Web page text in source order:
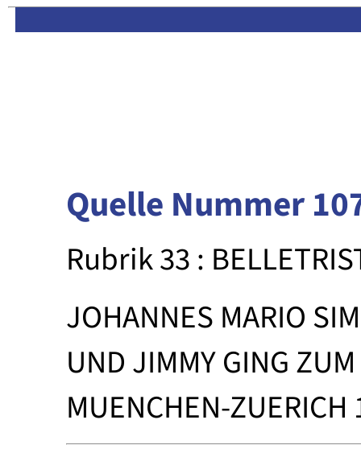
Quelle Nummer
Rubrik 33 :
JOHANNES MARIO
UND JIMMY GING
MUENCHEN-ZUERICH